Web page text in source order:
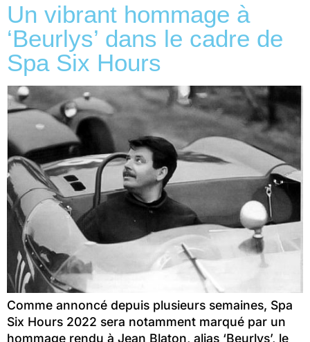
Un vibrant hommage à
‘Beurlys’ dans le cadre de
Spa Six Hours
Comme annoncé depuis plusieurs semaines, Spa
Six Hours 2022 sera notamment marqué par un
hommage rendu à Jean Blaton, alias ‘Beurlys’, le